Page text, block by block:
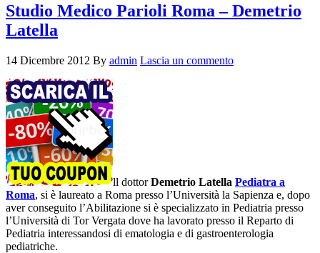
Studio Medico Parioli Roma – Demetrio
Latella
14 Dicembre 2012 By admin Lascia un commento
ll dottorDemetrio Latella Pediatra a
Roma, si è laureato a Roma presso l’Università la Sapienza e, dopo
aver conseguito l’Abilitazione si è specializzato in Pediatria presso
l’Università di Tor Vergata dove ha lavorato presso il Reparto di
Pediatria interessandosi di ematologia e di gastroenterologia
pediatriche.